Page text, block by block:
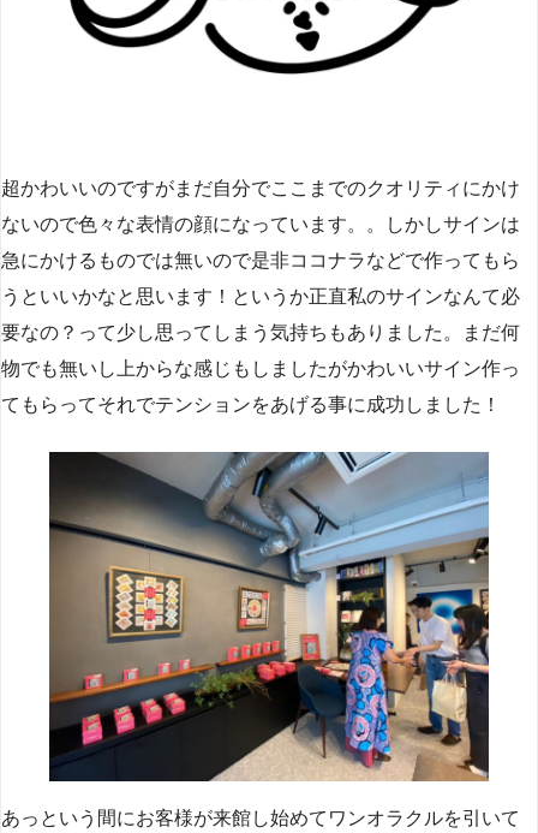
超かわいいのですがまだ自分でここまでのクオリティにかけ
ないので色々な表情の顔になっています。。しかしサインは
急にかけるものでは無いので是非ココナラなどで作ってもら
うといいかなと思います！というか正直私のサインなんて必
要なの？って少し思ってしまう気持ちもありました。まだ何
物でも無いし上からな感じもしましたがかわいいサイン作っ
てもらってそれでテンションをあげる事に成功しました！
あっという間にお客様が来館し始めてワンオラクルを引いて